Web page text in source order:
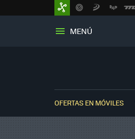
MENÚ
OFERTAS EN MÓVILES